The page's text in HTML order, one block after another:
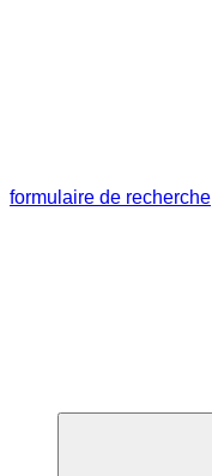
formulaire de recherche